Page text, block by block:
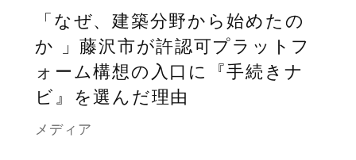
「なぜ、建築分野から始めたの
か 」藤沢市が許認可プラットフ
ォーム構想の入口に『手続きナ
ビ』を選んだ理由
メディア